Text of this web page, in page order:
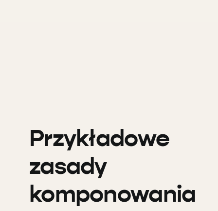
Przykładowe
zasady
komponowania